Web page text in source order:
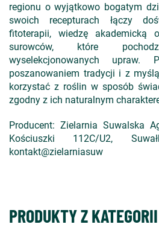
regionu o wyjątkowo bogatym
swoich recepturach łączy
fitoterapii, wiedzę akademicką
surowców, które
wyselekcjonowanych upraw.
poszanowaniem tradycji i z
korzystać z roślin w sposób
zgodny z ich naturalnym
Producent: Zielarnia Suwalska
Kościuszki 112C/U2,
kontakt@zielarniasuw
PRODUKTY Z KATEGORII